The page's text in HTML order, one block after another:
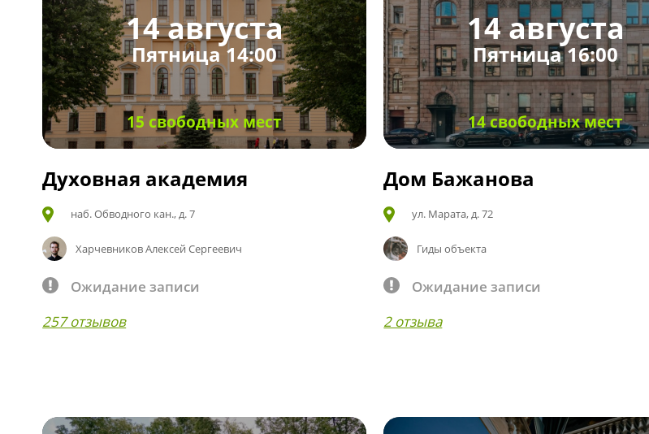
14 августа
Пятница 14:00
15 свободных мест
Духовная академия
наб. Обводного кан., д. 7
Харчевников Алексей Сергеевич
Ожидание записи
257 отзывов
14 августа
Пятница 16:00
14 свободных мест
Дом Бажанова
ул. Марата, д. 72
Гиды объекта
Ожидание записи
2 отзыва